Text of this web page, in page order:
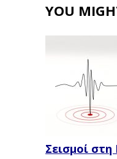
YOU
Σεισμοί